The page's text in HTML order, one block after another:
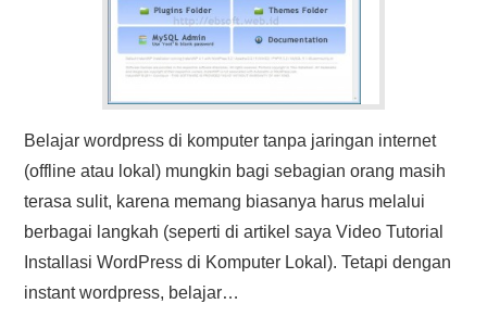
Belajar wordpress di komputer tanpa jaringan internet
(offline atau lokal) mungkin bagi sebagian orang masih
terasa sulit, karena memang biasanya harus melalui
berbagai langkah (seperti di artikel saya Video Tutorial
Installasi WordPress di Komputer Lokal). Tetapi dengan
instant wordpress, belajar…